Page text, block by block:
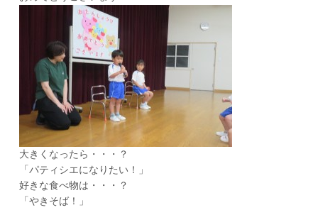
大きくなったら・・・？
「パティシエになりたい！」
好きな食べ物は・・・？
「やきそば！」